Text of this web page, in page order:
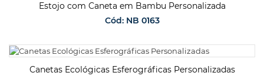
Estojo com Caneta em Bambu Personalizada
Cód: NB 0163
SOLICITAR ORÇAMENTO
Canetas Ecológicas Esferográficas Personalizadas